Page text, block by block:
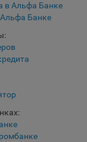
веб-аналитики,
технолоджи»,
пом.44.
- сервис
VK
125167, г.
79, БЦ «SkyLight».
в Альфа Банке
Банке